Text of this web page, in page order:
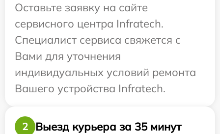
Оставьте заявку на сайте
сервисного центра Infratech.
Специалист сервиса свяжется с
Вами для уточнения
индивидуальных условий ремонта
Вашего устройства Infratech.
2
Выезд курьера за 35 минут